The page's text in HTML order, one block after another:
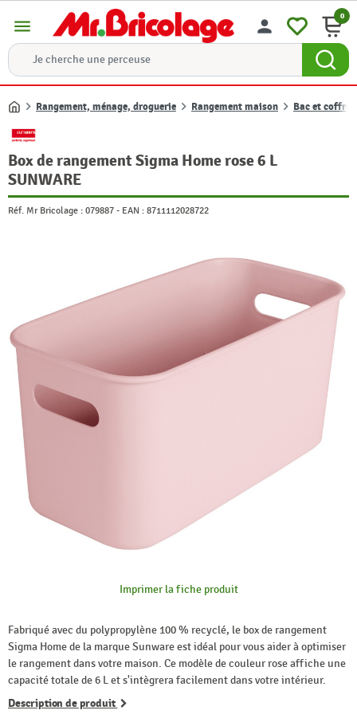
menu person 0
Accueil
Rangement, ménage, droguerie Rangement maison Bac et coffre
Box de rangement Sigma Home rose 6 L
SUNWARE
Réf. Mr Bricolage : 079887 - EAN : 8711112028722
Imprimer la fiche produit
Fabriqué avec du polypropylène 100 % recyclé, le box de rangement
Sigma Home de la marque Sunware est idéal pour vous aider à optimiser
le rangement dans votre maison. Ce modèle de couleur rose affiche une
capacité totale de 6 L et s'intègrera facilement dans votre intérieur.
Description de produit